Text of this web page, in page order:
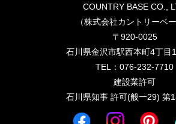
COUNTRY BASE CO.,
（株式会社カントリーベー
〒920-0025
石川県金沢市駅西本町4丁目
TEL：076-232-7710
建設業許可
石川県知事 許可(般一29) 第